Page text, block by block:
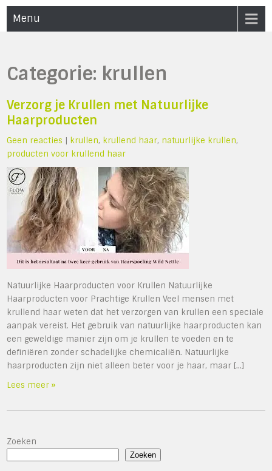
Menu
Categorie: krullen
Verzorg je Krullen met Natuurlijke
Haarproducten
Geen reacties | krullen, krullend haar, natuurlijke krullen,
producten voor krullend haar
Natuurlijke Haarproducten voor Krullen Natuurlijke
Haarproducten voor Prachtige Krullen Veel mensen met
krullend haar weten dat het verzorgen van krullen een speciale
aanpak vereist. Het gebruik van natuurlijke haarproducten kan
een geweldige manier zijn om je krullen te voeden en te
definiëren zonder schadelijke chemicaliën. Natuurlijke
haarproducten zijn niet alleen beter voor je haar, maar […]
Lees meer »
Zoeken
Zoeken